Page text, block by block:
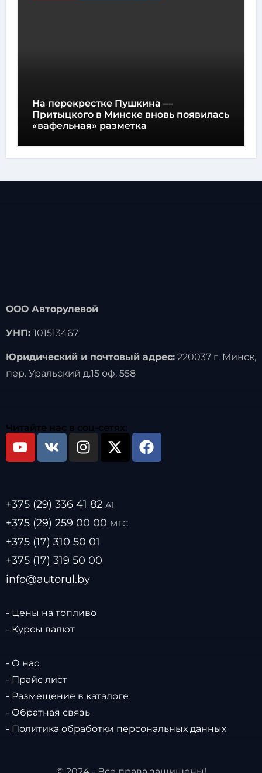
На перекрестке Пушкина —
Притыцкого в Минске вновь появилась
«вафельная» разметка
ООО Авторулевой
УНП: 101513467
Юридический и почтовый адрес:220037 г. Минск,
пер. Уральский д.15 оф. 558
Читайте нас в соц-сетях:
+375 (29) 336 41 82 А1
+375 (29) 259 00 00 МТС
+375 (17) 310 50 01
+375 (17) 319 50 00
info@autorul.by
- Цены на топливо
- Курсы валют
- О нас
- Прайс лист
- Размещение в каталоге
- Обратная связь
- Политика обработки персональных данных